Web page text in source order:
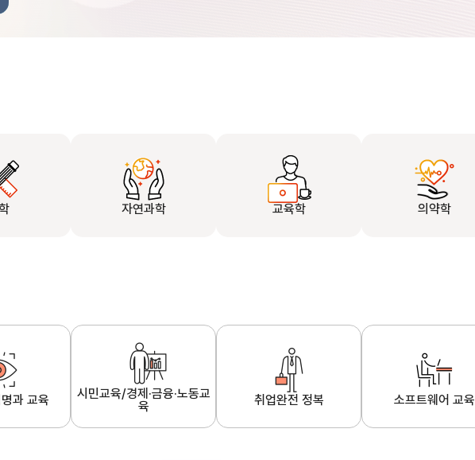
자연과학 교육학 의약학
과 교육
시민교육/경제·금융·노동교
육
취업완전 정복 소프트웨어 교육